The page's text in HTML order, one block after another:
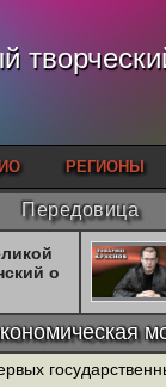
РЕГИОНЫ
Передовица
о